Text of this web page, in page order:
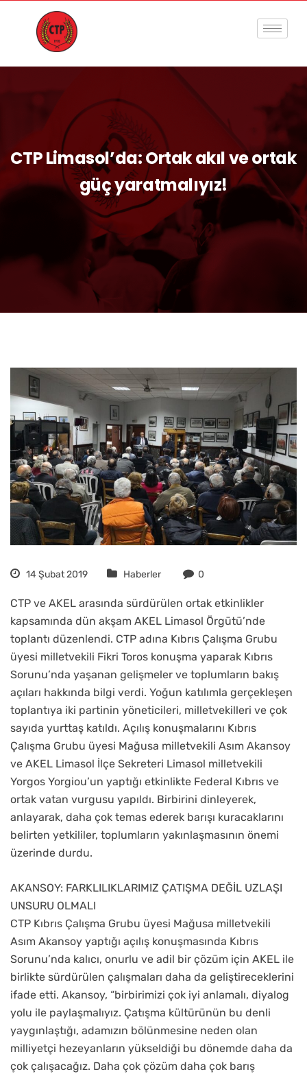
CTP Limasol’da: Ortak akıl ve ortak
güç yaratmalıyız!
14 Şubat 2019 Haberler 0
CTP ve AKEL arasında sürdürülen ortak etkinlikler
kapsamında dün akşam AKEL Limasol Örgütü’nde
toplantı düzenlendi. CTP adına Kıbrıs Çalışma Grubu
üyesi milletvekili Fikri Toros konuşma yaparak Kıbrıs
Sorunu’nda yaşanan gelişmeler ve toplumların bakış
açıları hakkında bilgi verdi. Yoğun katılımla gerçekleşen
toplantıya iki partinin yöneticileri, milletvekilleri ve çok
sayıda yurttaş katıldı. Açılış konuşmalarını Kıbrıs
Çalışma Grubu üyesi Mağusa milletvekili Asım Akansoy
ve AKEL Limasol İlçe Sekreteri Limasol milletvekili
Yorgos Yorgiou’un yaptığı etkinlikte Federal Kıbrıs ve
ortak vatan vurgusu yapıldı. Birbirini dinleyerek,
anlayarak, daha çok temas ederek barışı kuracaklarını
belirten yetkililer, toplumların yakınlaşmasının önemi
üzerinde durdu.
AKANSOY: FARKLILIKLARIMIZ ÇATIŞMA DEĞİL UZLAŞI
UNSURU OLMALI
CTP Kıbrıs Çalışma Grubu üyesi Mağusa milletvekili
Asım Akansoy yaptığı açılış konuşmasında Kıbrıs
Sorunu’nda kalıcı, onurlu ve adil bir çözüm için AKEL ile
birlikte sürdürülen çalışmaları daha da geliştireceklerini
ifade etti. Akansoy, “birbirimizi çok iyi anlamalı, diyalog
yolu ile paylaşmalıyız. Çatışma kültürünün bu denli
yaygınlaştığı, adamızın bölünmesine neden olan
milliyetçi hezeyanların yükseldiği bu dönemde daha da
çok çalışacağız. Daha çok çözüm daha çok barış